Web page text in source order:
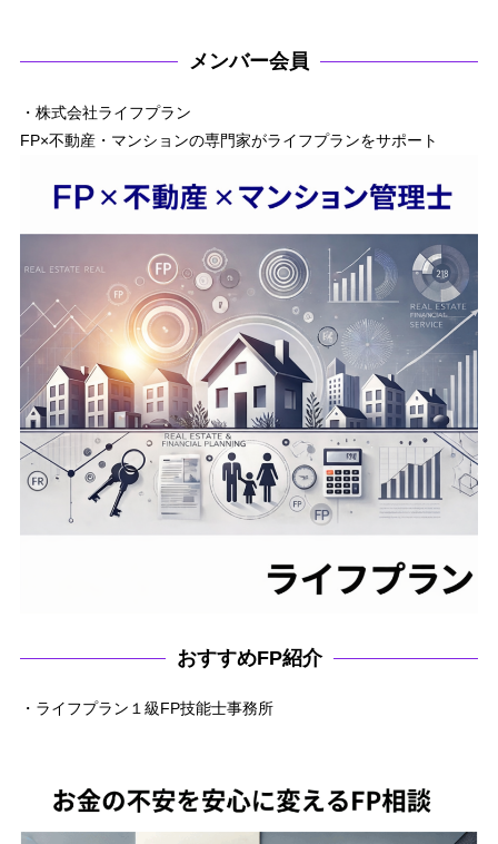
メンバー会員
・株式会社ライフプラン
FP×不動産・マンションの専門家がライフプランをサポート
おすすめFP紹介
・ライフプラン１級FP技能士事務所